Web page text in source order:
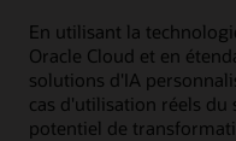
En utilisant la
Oracle Cloud et en
solutions d'IA
cas d'utilisation réels
potentiel de